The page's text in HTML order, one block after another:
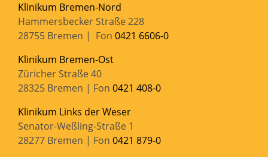
Klinikum Bremen-Nord
Hammersbecker Straße 228
28755 Bremen | Fon 0421 6606-0
Klinikum Bremen-Ost
Züricher Straße 40
28325 Bremen | Fon 0421 408-0
Klinikum Links der Weser
Senator-Weßling-Straße 1
28277 Bremen | Fon 0421 879-0